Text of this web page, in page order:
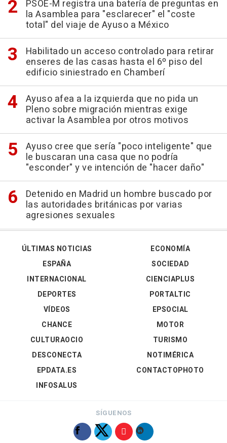
PSOE-M registra una batería de preguntas en
la Asamblea para "esclarecer" el "coste
total" del viaje de Ayuso a México
Habilitado un acceso controlado para retirar
enseres de las casas hasta el 6º piso del
edificio siniestrado en Chamberí
Ayuso afea a la izquierda que no pida un
Pleno sobre migración mientras exige
activar la Asamblea por otros motivos
Ayuso cree que sería "poco inteligente" que
le buscaran una casa que no podría
"esconder" y ve intención de "hacer daño"
Detenido en Madrid un hombre buscado por
las autoridades británicas por varias
agresiones sexuales
ÚLTIMAS NOTICIAS
ESPAÑA
INTERNACIONAL
DEPORTES
VÍDEOS
ECONOMÍA
SOCIEDAD
CIENCIAPLUS
PORTALTIC
EPSOCIAL
CHANCE
CULTURAOCIO
DESCONECTA
EPDATA.ES
INFOSALUS
MOTOR
TURISMO
NOTIMÉRICA
CONTACTOPHOTO
SÍGUENOS